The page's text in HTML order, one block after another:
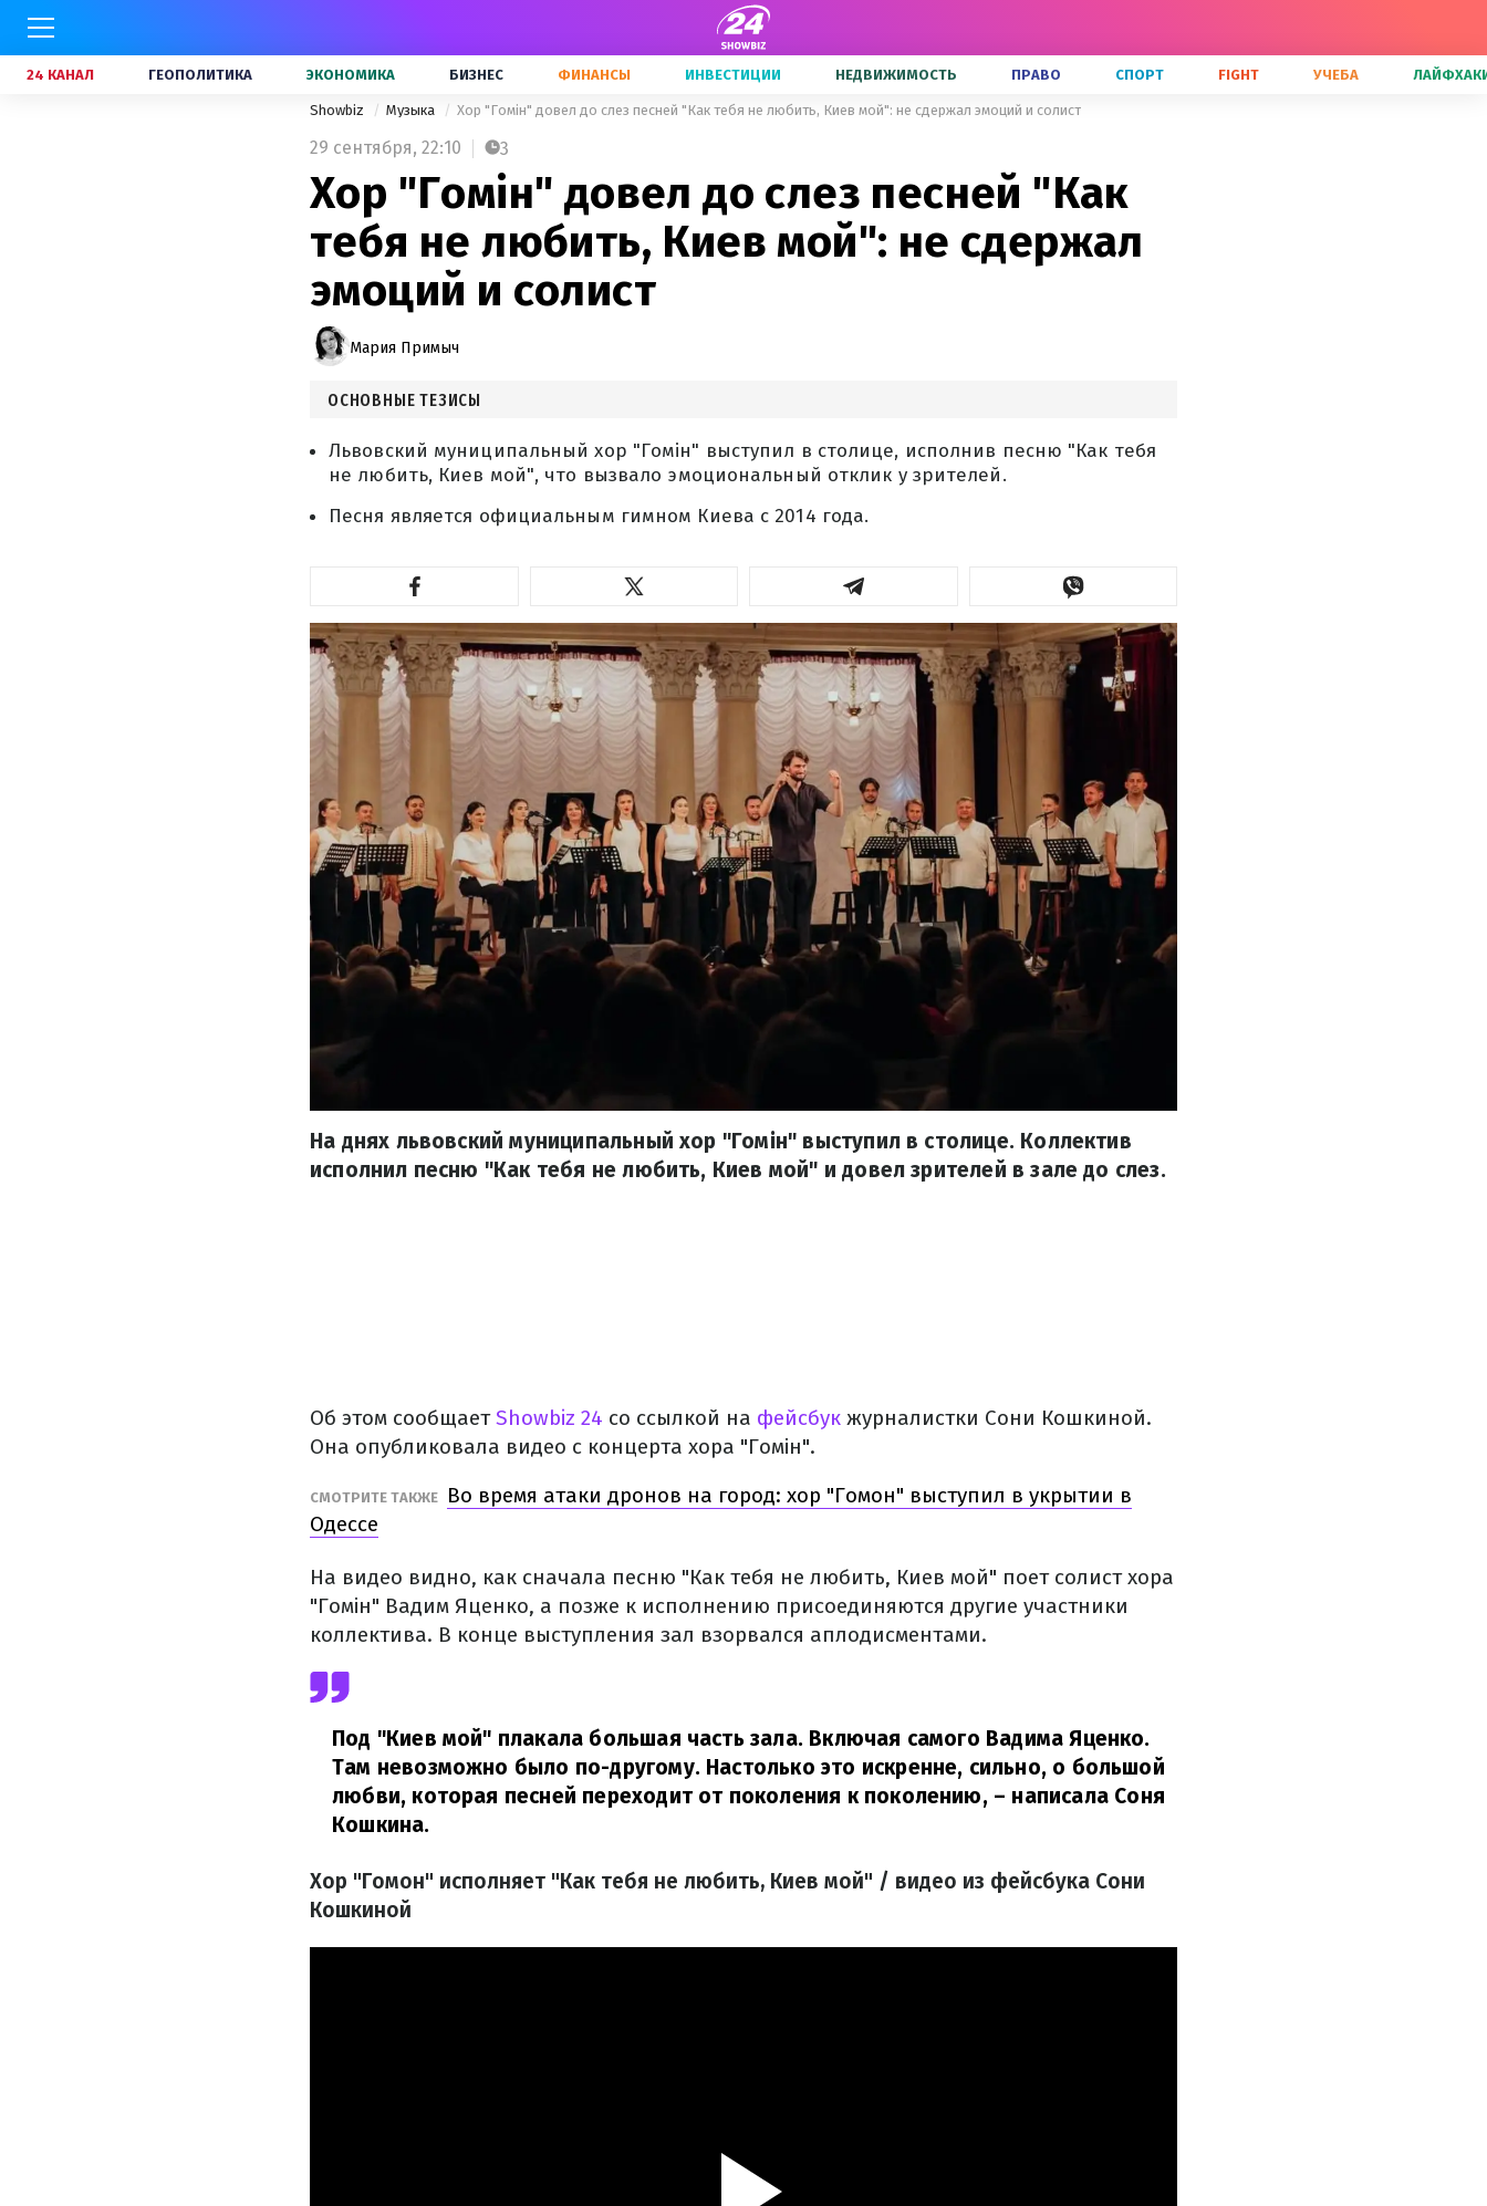
24 КАНАЛ ГЕОПОЛИТИКА ЭКОНОМИКА БИЗНЕС ФИНАНСЫ ИНВЕСТИЦИИ НЕДВИЖИМОСТЬ ПРАВО СПОРТ FIGHT УЧЕБА
Showbiz Музыка Хор "Гомін" довел до слез песней "Как тебя не любить, Киев мой": не сдержал эмоций и солист
29 сентября, 22:10 3
Хор "Гомін" довел до слез песней "Как
тебя не любить, Киев мой": не сдержал
эмоций и солист
Мария Примыч
ОСНОВНЫЕ ТЕЗИСЫ
Львовский муниципальный хор "Гомін" выступил в столице, исполнив песню "Как тебя
не любить, Киев мой", что вызвало эмоциональный отклик у зрителей.
Песня является официальным гимном Киева с 2014 года.
На днях львовский муниципальный хор "Гомін" выступил в столице. Коллектив
исполнил песню "Как тебя не любить, Киев мой" и довел зрителей в зале до слез.
Об этом сообщаетShowbiz 24 со ссылкой на фейсбук журналистки Сони Кошкиной.
Она опубликовала видео с концерта хора "Гомін".
СМОТРИТЕ ТАКЖЕ
Во время атаки дронов на город: хор "Гомон" выступил в укрытии в
Одессе
На видео видно, как сначала песню "Как тебя не любить, Киев мой" поет солист хора
"Гомін" Вадим Яценко, а позже к исполнению присоединяются другие участники
коллектива. В конце выступления зал взорвался аплодисментами.
Под "Киев мой" плакала большая часть зала. Включая самого Вадима Яценко.
Там невозможно было по-другому. Настолько это искренне, сильно, о большой
любви, которая песней переходит от поколения к поколению, – написала Соня
Кошкина.
Хор "Гомон" исполняет "Как тебя не любить, Киев мой" / видео из фейсбука Сони
Кошкиной